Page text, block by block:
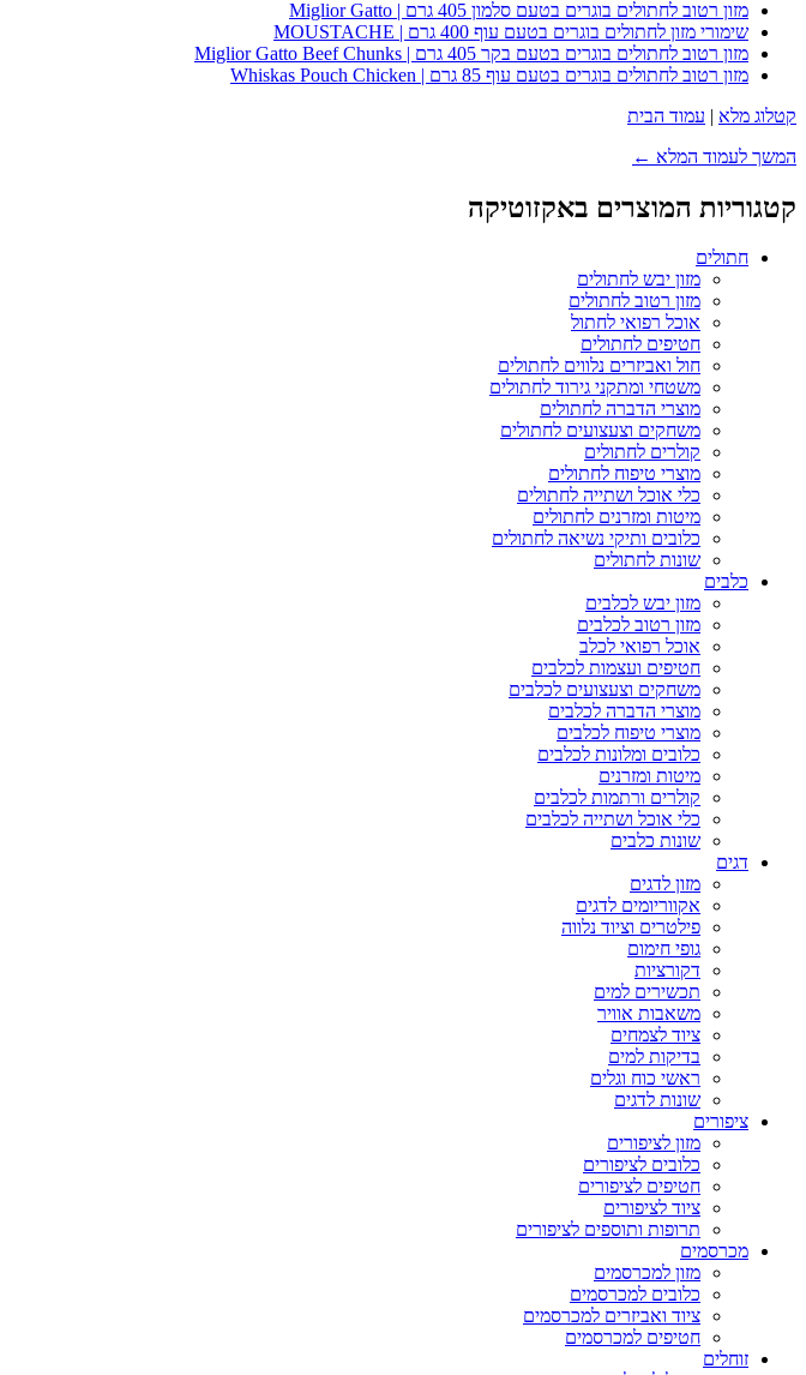
מזון רטוב לחתולים בוגרים בטעם סלמון 405 גרם | Miglior Gatto
שימורי מזון לחתולים בוגרים בטעם עוף 400 גרם | MOUSTACHE
מזון רטוב לחתולים בוגרים בטעם בקר 405 גרם | Miglior Gatto Beef Chunks
מזון רטוב לחתולים בוגרים בטעם עוף 85 גרם | Whiskas Pouch Chicken
קטלוג מלא | עמוד הבית
המשך לעמוד המלא ←
קטגוריות המוצרים באקזוטיקה
חתולים
מזון יבש לחתולים
מזון רטוב לחתולים
אוכל רפואי לחתול
חטיפים לחתולים
חול ואביזרים נלווים לחתולים
משטחי ומתקני גירוד לחתולים
מוצרי הדברה לחתולים
משחקים וצעצועים לחתולים
קולרים לחתולים
מוצרי טיפוח לחתולים
כלי אוכל ושתייה לחתולים
מיטות ומזרנים לחתולים
כלובים ותיקי נשיאה לחתולים
שונות לחתולים
כלבים
מזון יבש לכלבים
מזון רטוב לכלבים
אוכל רפואי לכלב
חטיפים ועצמות לכלבים
משחקים וצעצועים לכלבים
מוצרי הדברה לכלבים
מוצרי טיפוח לכלבים
כלובים ומלונות לכלבים
מיטות ומזרנים
קולרים ורתמות לכלבים
כלי אוכל ושתייה לכלבים
שונות כלבים
דגים
מזון לדגים
אקווריומים לדגים
פילטרים וציוד נלווה
גופי חימום
דקורציות
תכשירים למים
משאבות אוויר
ציוד לצמחים
בדיקות למים
ראשי כוח וגלים
שונות לדגים
ציפורים
מזון לציפורים
כלובים לציפורים
חטיפים לציפורים
ציוד לציפורים
תרופות ותוספים לציפורים
מכרסמים
מזון למכרסמים
כלובים למכרסמים
ציוד ואביזרים למכרסמים
חטיפים למכרסמים
זוחלים